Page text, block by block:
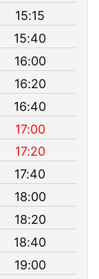
15:15
15:40
16:00
16:20
16:40
17:00
17:20
17:40
18:00
18:20
18:40
19:00